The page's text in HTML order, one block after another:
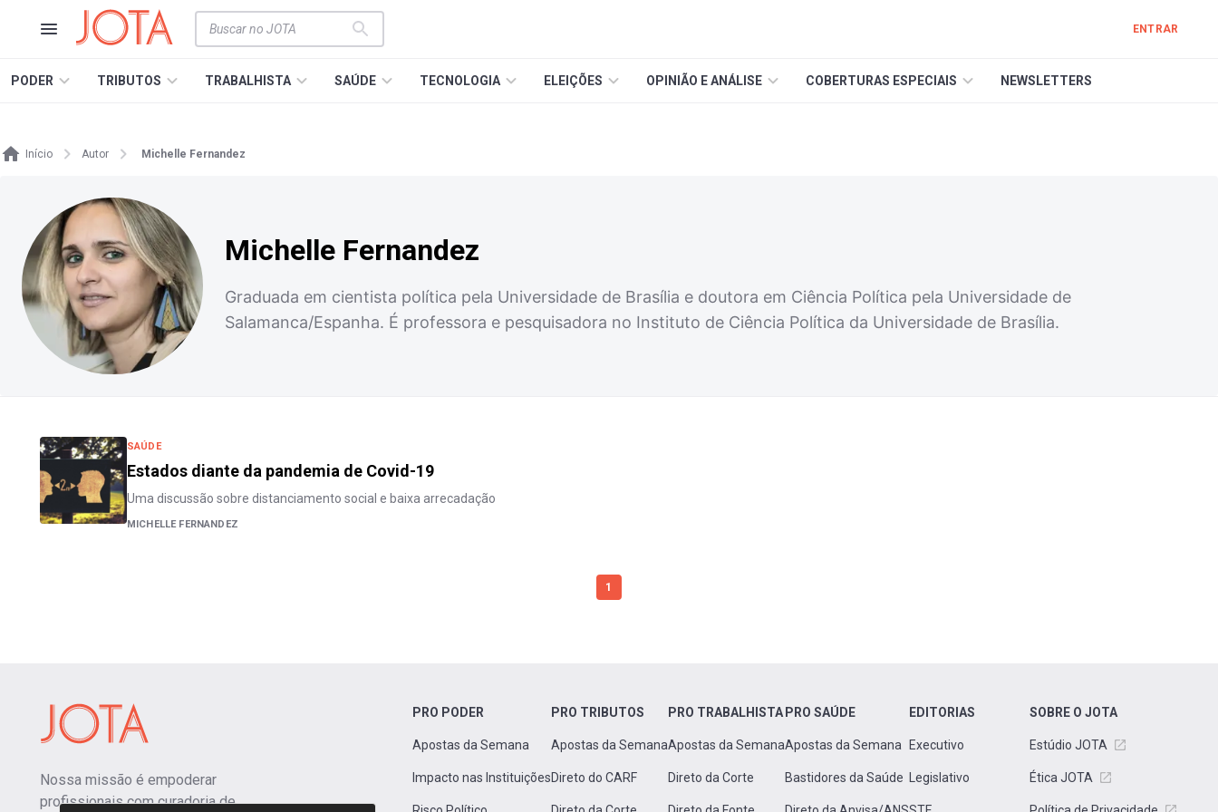
ENTRAR
PODER TRIBUTOS TRABALHISTA SAÚDE TECNOLOGIA ELEIÇÕES OPINIÃO E ANÁLISE COBERTURAS ESPECIAIS NEWSLETTERS
Início Autor Michelle Fernandez
Michelle Fernandez
Graduada em cientista política pela Universidade de Brasília e doutora em Ciência Política pela Universidade de
Salamanca/Espanha. É professora e pesquisadora no Instituto de Ciência Política da Universidade de Brasília.
SAÚDE
Estados diante da pandemia de Covid-19
Uma discussão sobre distanciamento social e baixa arrecadação
MICHELLE FERNANDEZ
1
Nossa missão é empoderar
profissionais com curadoria de
PRO PODER
Apostas da Semana
Impacto nas Instituições
PRO TRIBUTOS
Apostas da Semana
Direto do CARF
PRO TRABALHISTA
Apostas da Semana
Direto da Corte
PRO SAÚDE
Apostas da Semana
Bastidores da Saúde
EDITORIAS
Executivo
Legislativo
SOBRE O JOTA
Estúdio JOTA
Ética JOTA